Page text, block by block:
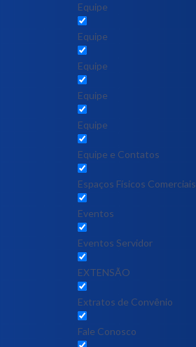
Equipe
Equipe
Equipe
Equipe
Equipe
Equipe e Contatos
Espaços Físicos Comerciais
Eventos
Eventos Servidor
EXTENSÃO
Extratos de Convênio
Fale Conosco